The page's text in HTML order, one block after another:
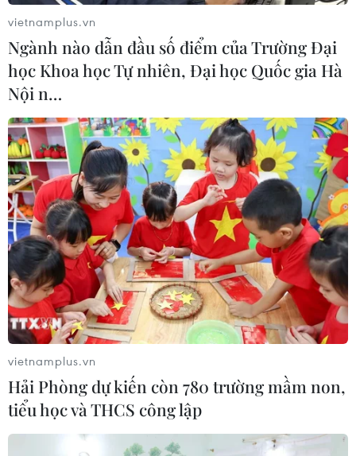
vietnamplus.vn
Ngành nào dẫn đầu số điểm của Trường Đại
học Khoa học Tự nhiên, Đại học Quốc gia Hà
Nội n…
vietnamplus.vn
Hải Phòng dự kiến còn 780 trường mầm non,
tiểu học và THCS công lập